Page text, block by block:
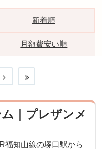
設関係者の方へ
新着順
月額費安い順
｜プレザンメ
福知山線の塚口駅から